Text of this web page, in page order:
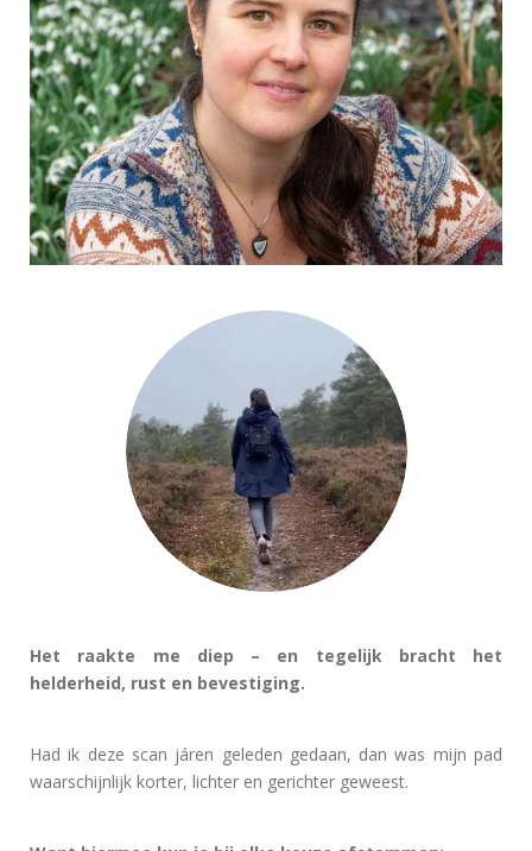
Het raakte me diep – en tegelijk bracht het
helderheid, rust en bevestiging.
Had ik deze scan járen geleden gedaan, dan was mijn pad
waarschijnlijk korter, lichter en gerichter geweest.